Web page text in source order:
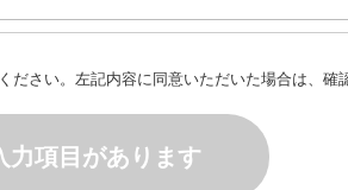
ださい。左記内容に同意いただいた場合は、確
力項目があります